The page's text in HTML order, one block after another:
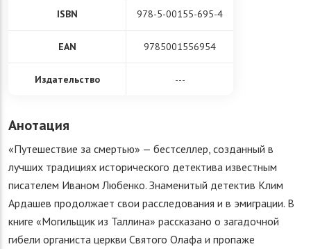
ISBN 978-5-00155-695-4
EAN 9785001556954
Издательство ---
Анотация
«Путешествие за смертью» — бестселлер, созданный в
лучших традициях исторического детектива известным
писателем Иваном Любенко. Знаменитый детектив Клим
Ардашев продолжает свои расследования и в эмиграции. В
книге «Могильщик из Таллина» рассказано о загадочной
гибели органиста церкви Святого Олафа и пропаже